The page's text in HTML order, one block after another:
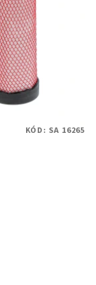
KÓD: SA 16265